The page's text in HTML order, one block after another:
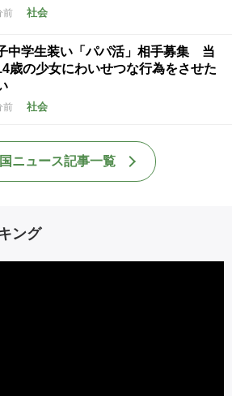
前 社会
中学生装い「パパ活」相手募集 当
歳の少女にわいせつな行為をさせた
前 社会
ニュース記事一覧
ング